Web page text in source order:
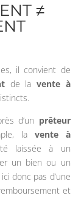
≠
il convient de
de lavente à
d’un prêteur
la vente à
laissée à un
un bien ou un
ici donc pas d’une
et